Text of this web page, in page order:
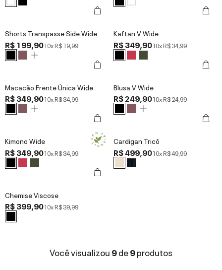
Shorts Transpasse Side Wide
R$ 199,9010xR$ 19,99
Kaftan V Wide
R$ 349,9010xR$ 34,99
Macacão Frente Única Wide
R$ 349,9010xR$ 34,99
Blusa V Wide
R$ 249,9010xR$ 24,99
Kimono Wide
R$ 349,9010xR$ 34,99
Cardigan Tricô
R$ 499,9010xR$ 49,99
Chemise Viscose
R$ 399,9010xR$ 39,99
Você visualizou9de9produtos